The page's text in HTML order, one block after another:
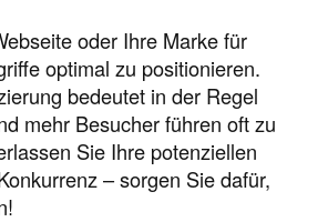
oder Ihre Marke für
optimal zu positionieren.
bedeutet in der Regel
mehr Besucher führen oft zu
Sie Ihre potenziellen
– sorgen Sie dafür,